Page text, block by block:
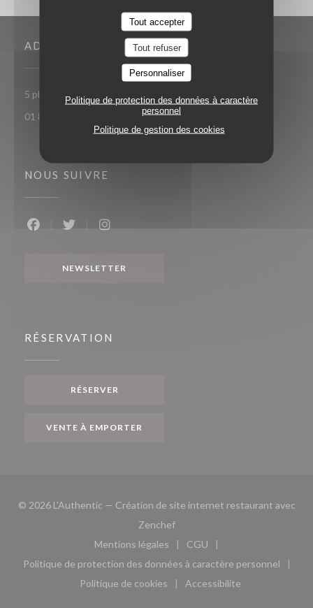
Tout accepter
Tout refuser
Personnaliser
Politique de protection des données à caractère
personnel
Politique de gestion des cookies
ADRESSE
5 place Toscane 77700 Serris-Val d'Europe
01 85 15 27 71
NOUS SUIVRE
NEWSLETTER
RÉSERVATION
RÉSERVER
VENTE À EMPORTER
© 2026 L'Authentic — Création de site internet restaurant avec
Zenchef((ouvre une nouvelle fenêtre))
Mentions légales
((ouvre une nouvelle fenêtre))
CGU
((ouvre une nouvelle
Politique de protection des données à caractère personnel
((ouvre une nouvelle fenêtre))
Politique de cookies
((ouvre une nouvelle fenêtre))
Accessibilite